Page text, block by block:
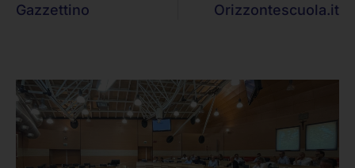
Gazzettino
Orizzontescuola.it